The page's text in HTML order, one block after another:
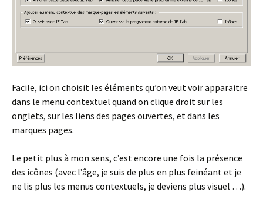
Facile, ici on choisit les éléments qu’on veut voir apparaitre
dans le menu contextuel quand on clique droit sur les
onglets, sur les liens des pages ouvertes, et dans les
marques pages.
Le petit plus à mon sens, c’est encore une fois la présence
des icônes (avec l’âge, je suis de plus en plus feinéant et je
ne lis plus les menus contextuels, je deviens plus visuel …).